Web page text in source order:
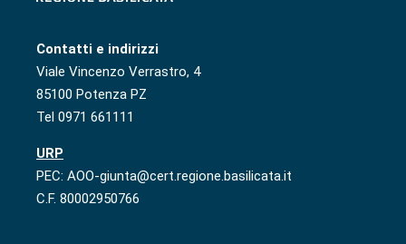
Contatti e indirizzi
Viale Vincenzo Verrastro, 4
85100 Potenza PZ
Tel 0971 661111
URP
PEC: AOO-giunta@cert.regione.basilicata.it
C.F. 80002950766